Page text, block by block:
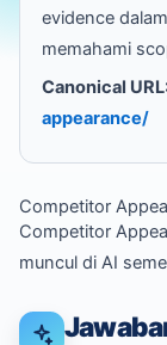
evidence
memahami
Canonical
appearance/
Competitor
Competitor
muncul di AI